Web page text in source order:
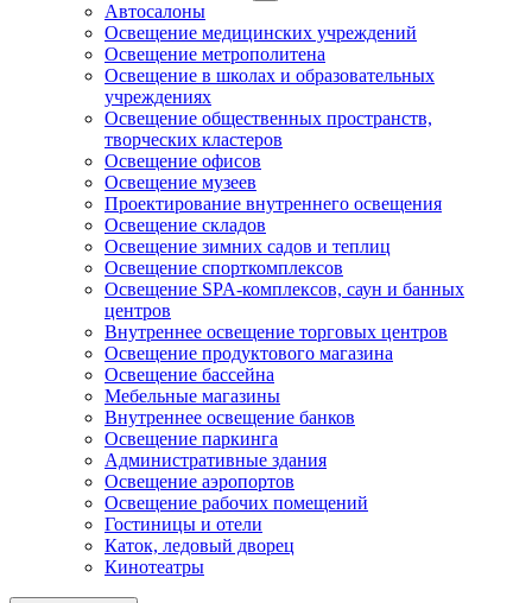
Автосалоны
Освещение медицинских учреждений
Освещение метрополитена
Освещение в школах и образовательных
учреждениях
Освещение общественных пространств,
творческих кластеров
Освещение офисов
Освещение музеев
Проектирование внутреннего освещения
Освещение складов
Освещение зимних садов и теплиц
Освещение спорткомплексов
Освещение SPA-комплексов, саун и банных
центров
Внутреннее освещение торговых центров
Освещение продуктового магазина
Освещение бассейна
Мебельные магазины
Внутреннее освещение банков
Освещение паркинга
Административные здания
Освещение аэропортов
Освещение рабочих помещений
Гостиницы и отели
Каток, ледовый дворец
Кинотеатры